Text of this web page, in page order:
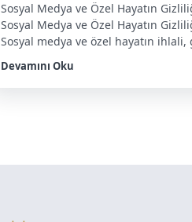
Sosyal Medya ve Özel Hayatın
Sosyal Medya ve Özel Hayatın
Sosyal medya ve özel hayatın
teknolojinin ve internetin hızla
birlikte artan bir sorun haline
Devamını Oku